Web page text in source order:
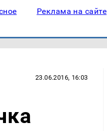
Реклама на сайте
23.06.2016, 16:03